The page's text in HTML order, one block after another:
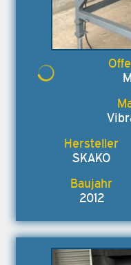
SKAKO
2012